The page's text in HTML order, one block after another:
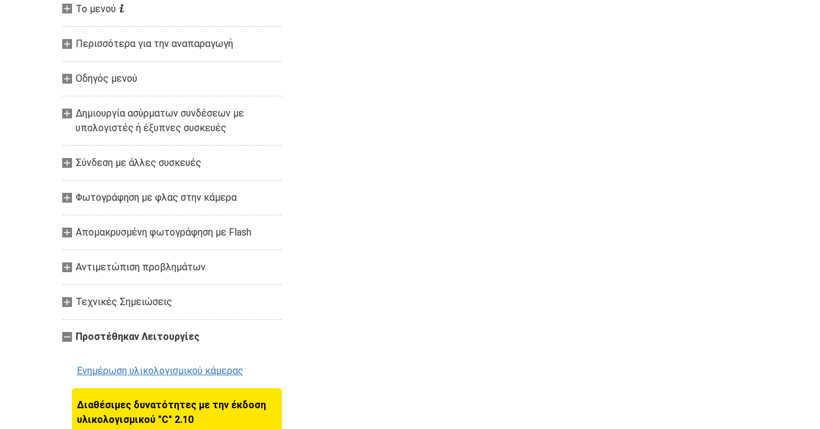
Το μενού i
Περισσότερα για την αναπαραγωγή
Οδηγός μενού
Δημιουργία ασύρματων συνδέσεων με
υπολογιστές ή έξυπνες συσκευές
Σύνδεση με άλλες συσκευές
Φωτογράφηση με φλας στην κάμερα
Απομακρυσμένη φωτογράφηση με Flash
Αντιμετώπιση προβλημάτων
Τεχνικές Σημειώσεις
Προστέθηκαν Λειτουργίες
Ενημέρωση υλικολογισμικού κάμερας
Διαθέσιμες δυνατότητες με την έκδοση
υλικολογισμικού "C" 2.10